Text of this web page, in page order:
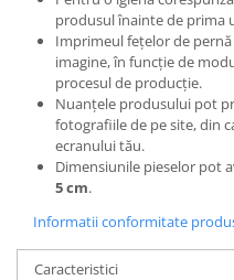
produsul înainte de prima
Imprimeul fețelor de
imagine, în funcție de
procesul de producție.
Nuanțele produsului pot
fotografiile de pe site, din
ecranului tău.
Dimensiunile pieselor pot
5 cm.
Informatii conformitate
Caracteristici